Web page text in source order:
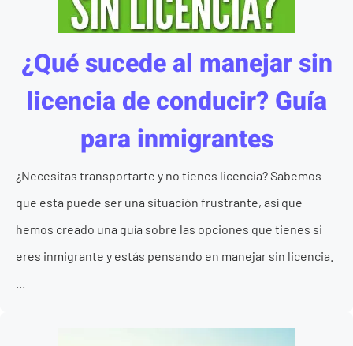
¿Qué sucede al manejar sin
licencia de conducir? Guía
para inmigrantes
¿Necesitas transportarte y no tienes licencia? Sabemos
que esta puede ser una situación frustrante, así que
hemos creado una guía sobre las opciones que tienes si
eres inmigrante y estás pensando en manejar sin licencia.